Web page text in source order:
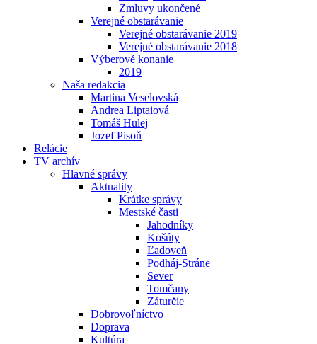
Zmluvy ukončené
Verejné obstarávanie
Verejné obstarávanie 2019
Verejné obstarávanie 2018
Výberové konanie
2019
Naša redakcia
Martina Veselovská
Andrea Liptaiová
Tomáš Hulej
Jozef Pisoň
Relácie
TV archív
Hlavné správy
Aktuality
Krátke správy
Mestské časti
Jahodníky
Košúty
Ľadoveň
Podháj-Stráne
Sever
Tomčany
Záturčie
Dobrovoľníctvo
Doprava
Kultúra